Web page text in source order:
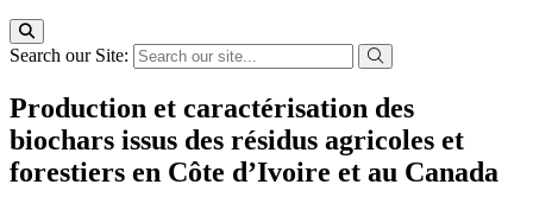
Search our Site:
Production et caractérisation des
biochars issus des résidus agricoles et
forestiers en Côte d’Ivoire et au Canada